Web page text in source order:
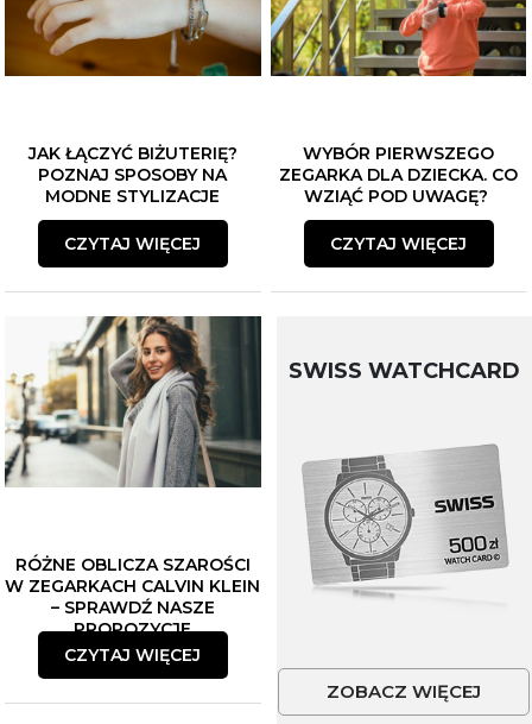
JAK ŁĄCZYĆ BIŻUTERIĘ?
POZNAJ SPOSOBY NA
MODNE STYLIZACJE
CZYTAJ WIĘCEJ
WYBÓR PIERWSZEGO
ZEGARKA DLA DZIECKA. CO
WZIĄĆ POD UWAGĘ?
CZYTAJ WIĘCEJ
RÓŻNE OBLICZA SZAROŚCI
W ZEGARKACH CALVIN KLEIN
– SPRAWDŹ NASZE
PROPOZYCJE
CZYTAJ WIĘCEJ
SWISS WATCHCARD
ZOBACZ WIĘCEJ